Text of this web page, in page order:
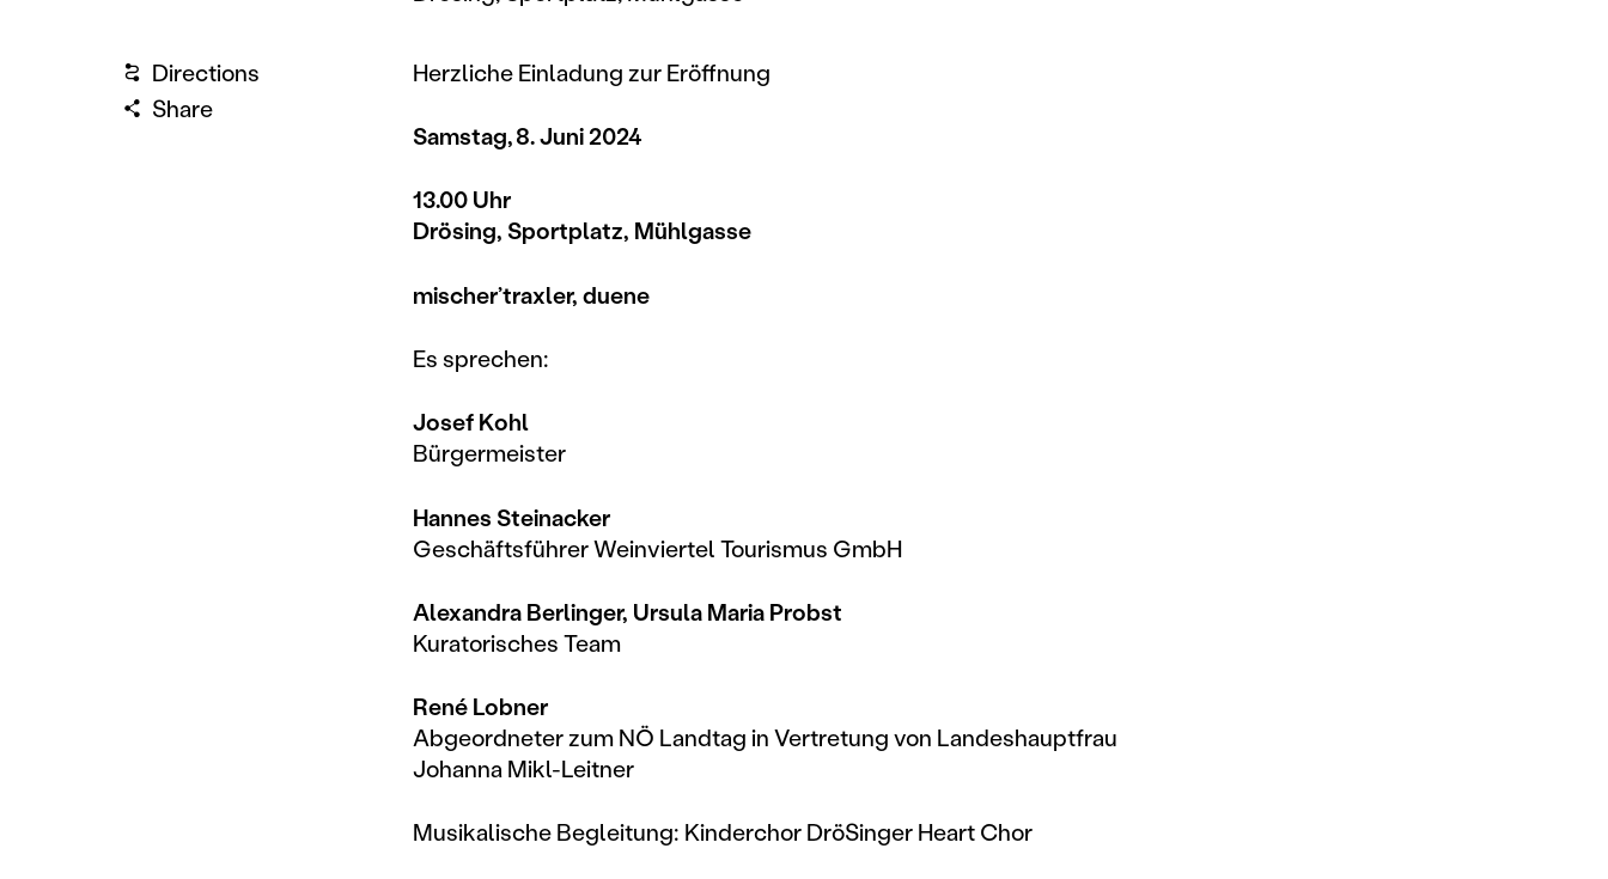
Directions
Share
Herzliche Einladung zur Eröffnung
Samstag, 8. Juni 2024
13.00 Uhr
Drösing, Sportplatz, Mühlgasse
mischer’traxler, duene
Es sprechen:
Josef Kohl
Bürgermeister
Hannes Steinacker
Geschäftsführer Weinviertel Tourismus GmbH
Alexandra Berlinger, Ursula Maria Probst
Kuratorisches Team
René Lobner
Abgeordneter zum NÖ Landtag in Vertretung von Landeshauptfrau
Johanna Mikl-Leitner
Musikalische Begleitung: Kinderchor DröSinger Heart Chor